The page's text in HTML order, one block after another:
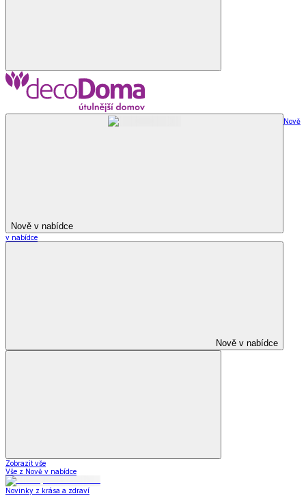
Nově v nabídce
Nově
v nabídce
Nově v nabídce
Zobrazit vše
Vše z Nově v nabídce
Novinky z krása a zdraví